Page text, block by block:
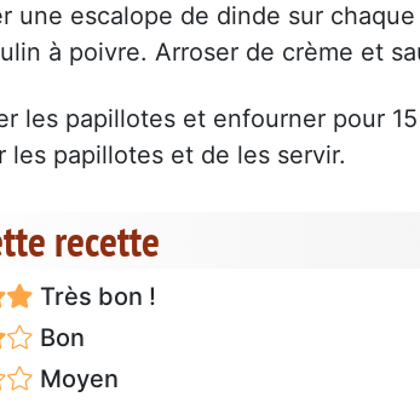
une escalope de dinde sur
à poivre. Arroser de crème et
les papillotes et enfourner pour
les papillotes et de les servir.
recette
Très bon !
Bon
Moyen